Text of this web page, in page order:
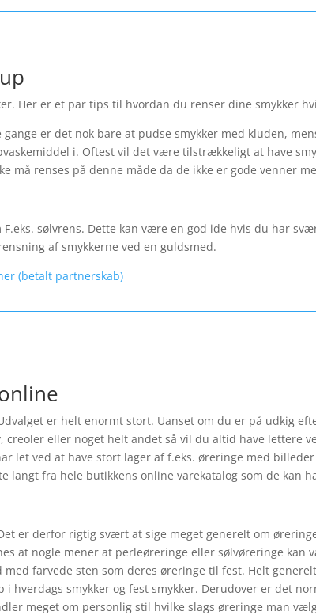
Her er et par tips til hvordan du renser dine smykker
er det nok bare at pudse smykker med kluden,
i. Oftest vil det være tilstrækkeligt at have
må renses på denne måde da de ikke er gode venner
sølvrens. Dette kan være en god ide hvis du har
af smykkerne ved en guldsmed.
(betalt partnerskab)
er helt enormt stort. Uanset om du er på udkig
eller noget helt andet så vil du altid have lettere
let ved at have stort lager af f.eks. øreringe med
langt fra hele butikkens online varekatalog som de kan
er derfor rigtig svært at sige meget generelt om
at nogle mener at perleøreringe eller sølvøreringe
farvede sten som deres øreringe til fest. Helt
hverdags smykker og fest smykker. Derudover er det
meget om personlig stil hvilke slags øreringe man